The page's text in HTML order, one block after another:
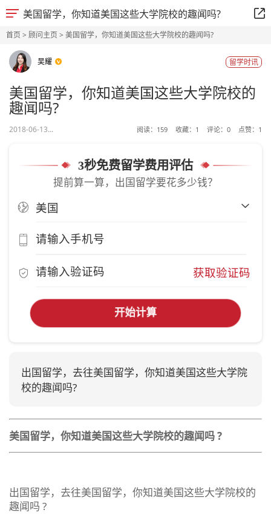
美国留学，你知道美国这些大学院校的趣闻吗?
首页> 顾问主页> 美国留学，你知道美国这些大学院校的趣闻吗?
吴耀 留学时讯
美国留学，你知道美国这些大学院校的
趣闻吗?
2018-06-13... 阅读： 159 收藏： 1 评论： 0 点赞： 1
3秒免费留学费用评估
提前算一算，出国留学要花多少钱？
获取验证码
开始计算
出国留学，去往美国留学，你知道美国这些大学院
校的趣闻吗?
美国留学，你知道美国这些大学院校的趣闻吗 ?
出国留学，去往美国留学，你知道美国这些大学院校的
趣闻吗 ?